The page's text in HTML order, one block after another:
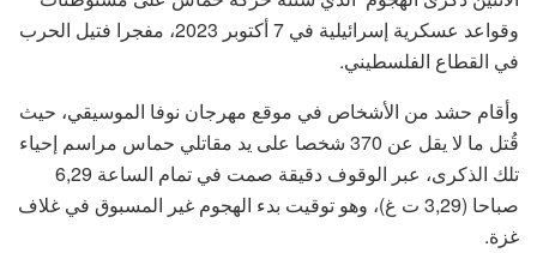
وقواعد عسكرية إسرائيلية في 7 أكتوبر 2023، مفجرا فتيل الحرب
في القطاع الفلسطيني.
وأقام حشد من الأشخاص في موقع مهرجان نوفا الموسيقي، حيث
قُتل ما لا يقل عن 370 شخصا على يد مقاتلي حماس مراسم إحياء
تلك الذكرى، عبر الوقوف دقيقة صمت في تمام الساعة 6,29
صباحا (3,29 ت غ)، وهو توقيت بدء الهجوم غير المسبوق في غلاف
غزة.